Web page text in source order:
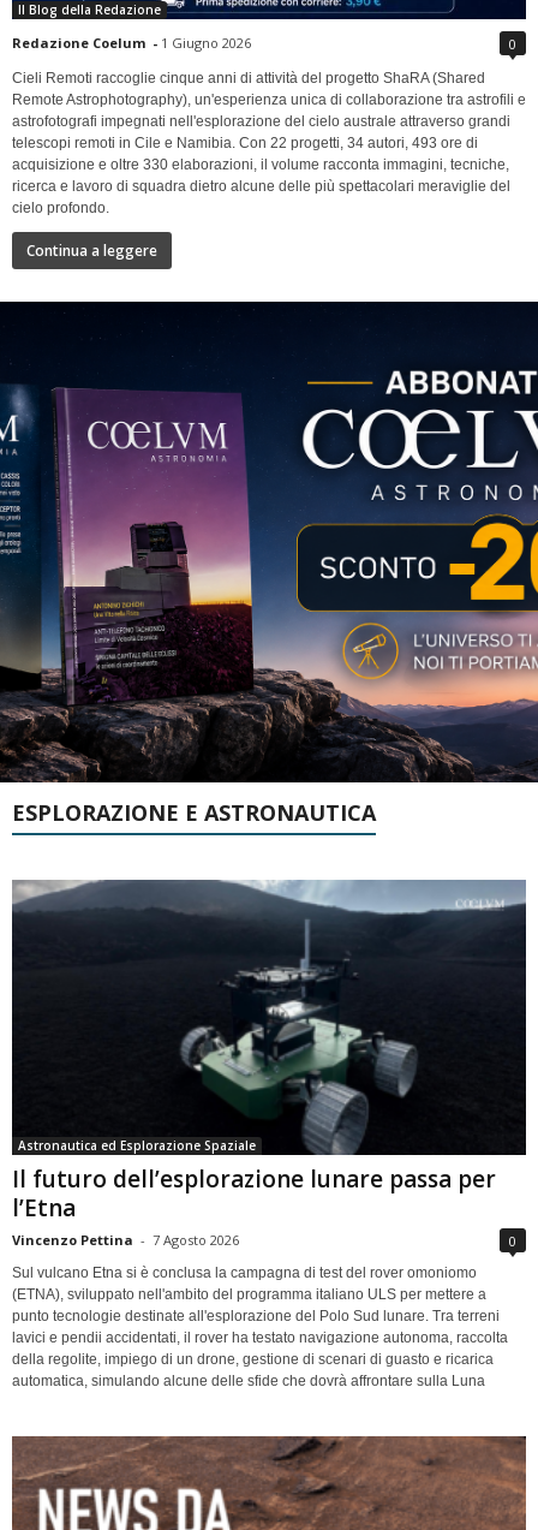
Il Blog della Redazione
Redazione Coelum - 1 Giugno 2026 0
Cieli Remoti raccoglie cinque anni di attività del progetto ShaRA (Shared
Remote Astrophotography), un'esperienza unica di collaborazione tra astrofili e
astrofotografi impegnati nell'esplorazione del cielo australe attraverso grandi
telescopi remoti in Cile e Namibia. Con 22 progetti, 34 autori, 493 ore di
acquisizione e oltre 330 elaborazioni, il volume racconta immagini, tecniche,
ricerca e lavoro di squadra dietro alcune delle più spettacolari meraviglie del
cielo profondo.
Continua a leggere
ESPLORAZIONE E ASTRONAUTICA
Astronautica ed Esplorazione Spaziale
Il futuro dell’esplorazione lunare passa per
l’Etna
Vincenzo Pettina - 7 Agosto 2026 0
Sul vulcano Etna si è conclusa la campagna di test del rover omoniomo
(ETNA), sviluppato nell'ambito del programma italiano ULS per mettere a
punto tecnologie destinate all'esplorazione del Polo Sud lunare. Tra terreni
lavici e pendii accidentati, il rover ha testato navigazione autonoma, raccolta
della regolite, impiego di un drone, gestione di scenari di guasto e ricarica
automatica, simulando alcune delle sfide che dovrà affrontare sulla Luna